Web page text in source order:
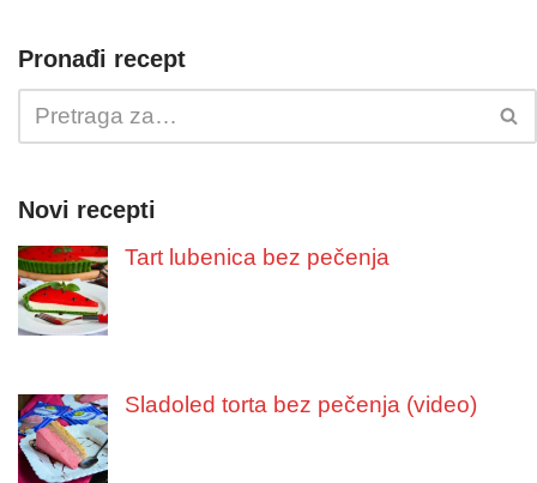
Pronađi recept
Novi recepti
Tart lubenica bez pečenja
Sladoled torta bez pečenja (video)